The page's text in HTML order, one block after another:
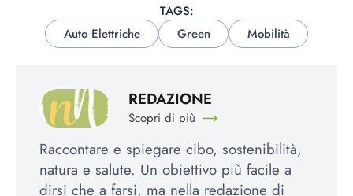
TAGS:
Auto Elettriche
Green Mobilità
REDAZIONE
Scopri di più
Raccontare e spiegare cibo, sostenibilità,
natura e salute. Un obiettivo più facile a
dirsi che a farsi, ma nella redazione di